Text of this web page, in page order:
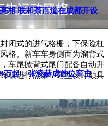
封闭式的进气格栅，下保险杠
格。新车车身侧面为溜背式
车尾掀背式尾门配备自动升
板进行点缀，造型设计颇具
相 联和茶百道在成都开设
万起，张凌赫成首位车主